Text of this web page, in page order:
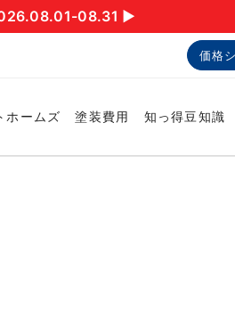
08.31 ▶︎
価格
ホームズ 塗装費用 知っ得豆知識